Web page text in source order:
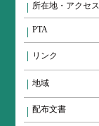
所在地・アクセス
PTA
リンク
地域
配布文書